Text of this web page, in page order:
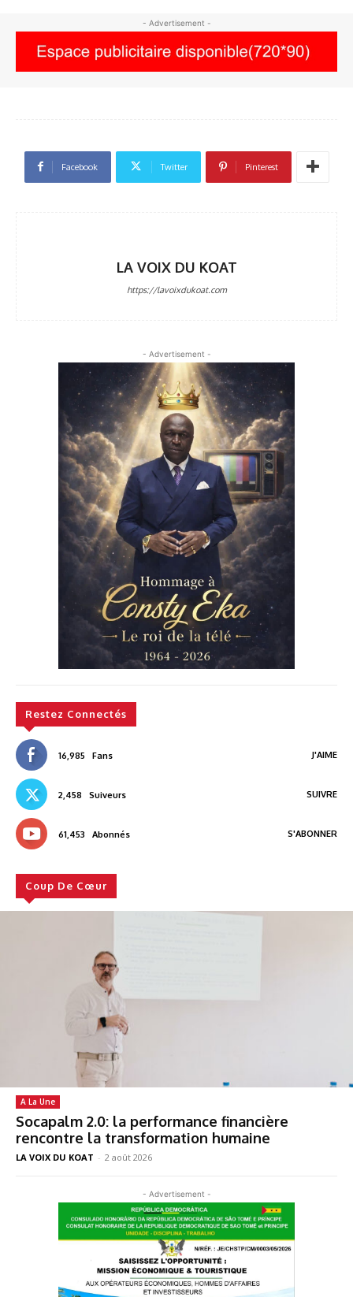
- Advertisement -
Facebook Twitter Pinterest
LA VOIX DU KOAT
https://lavoixdukoat.com
- Advertisement -
Restez Connectés
16,985 Fans J'AIME
2,458 Suiveurs SUIVRE
61,453 Abonnés S'ABONNER
Coup De Cœur
A La Une
Socapalm 2.0: la performance financière
rencontre la transformation humaine
LA VOIX DU KOAT - 2 août 2026
- Advertisement -